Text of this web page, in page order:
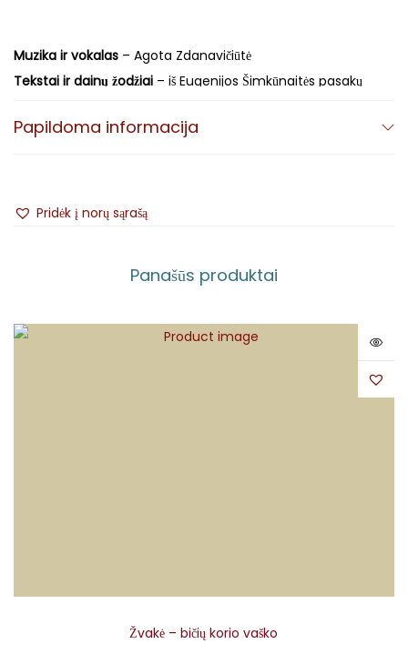
Muzika ir vokalas – Agota Zdanavičiūtė
Tekstai ir dainų žodžiai – iš Eugenijos Šimkūnaitės pasakų
DainosBrendu per upęžodžių autorė – Agota Zdanavičiūtė.
– Lina Juškaitė, Jonas Dainauskas, Agota
Specialusis dizainas– Ieva Vaivaraitė-Ošikienė
Papildoma informacija
Pridėk į norų sąrašą
Panašūs produktai
Žvakė – bičių korio vaško